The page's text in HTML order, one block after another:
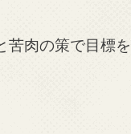
肉の策で目標